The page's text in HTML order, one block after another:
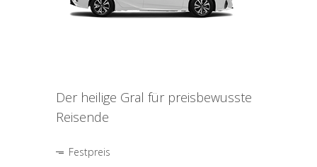
Der heilige Gral für preisbewusste
Reisende
Festpreis